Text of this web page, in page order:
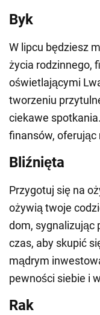
Byk
W lipcu będziesz
życia rodzinnego,
oświetlającymi
tworzeniu
ciekawe
finansów,
Bliźnięta
Przygotuj się na
ożywią twoje
dom, sygnalizując
czas, aby skupić
mądrym
pewności siebie i
Rak